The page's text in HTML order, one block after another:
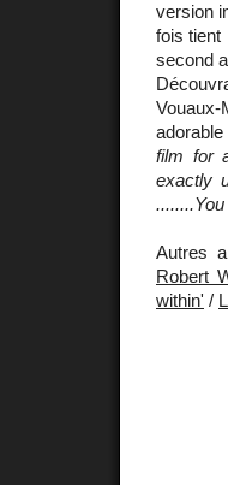
version
fois tient
second
film for
exactly
Autres
Robert
within' /